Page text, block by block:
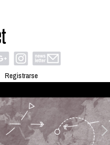
Registrarse